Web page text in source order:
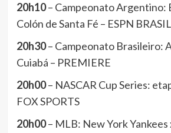
20h10– Campeonato Argentino:
Colón de Santa Fé – ESPN BRASIL
20h30– Campeonato Brasileiro:
Cuiabá – PREMIERE
20h00– NASCAR Cup Series:
FOX SPORTS
20h00– MLB: New York